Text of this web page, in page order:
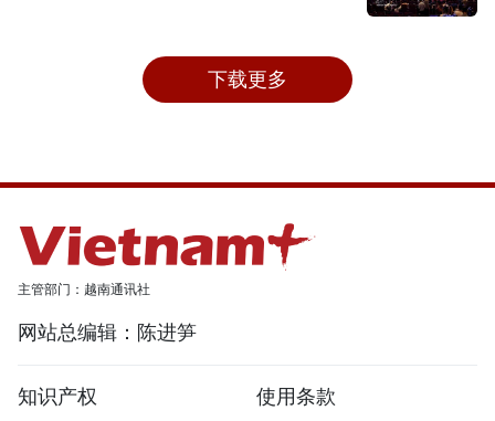
下载更多
主管部门：越南通讯社
网站总编辑：陈进笋
知识产权 使用条款